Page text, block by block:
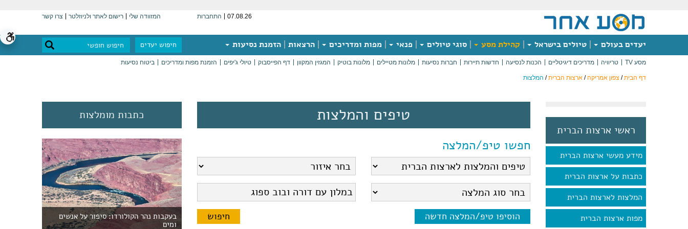
07.08.26 התחברות המזוודה שלי רישום לאתר ולניוזלטר צרו קשר
יעדים בעולם טיולים בישראל קהילת מסע סוגי טיולים פנאי מפות ומדריכים הרצאות הזמנת נסיעות חיפוש יעדים
מסע TV טריוויה מדריכים דיגיטליים הכנות לנסיעה חדשות תיירות חברות נסיעות מלונות מטיילים מלונות בוטיק המגזין המקוון דף הפייסבוק טיולי ג'יפים הזמנת מפות ומדריכים ביטוח נסיעות
דף הבית/ צפון אמריקה/ ארצות הברית/ המלצות
ראשי ארצות הברית
מידע מעשי ארצות הברית
כתבות על ארצות הברית
המלצות לארצות הברית
מפות ארצות הברית
טיפים והמלצות
חפשו טיפ/המלצה
הוסיפו טיפ/המלצה חדשה
כתבות מומלצות
בעקבות נהר הקולורדו: סיפור על אנשים
ומים